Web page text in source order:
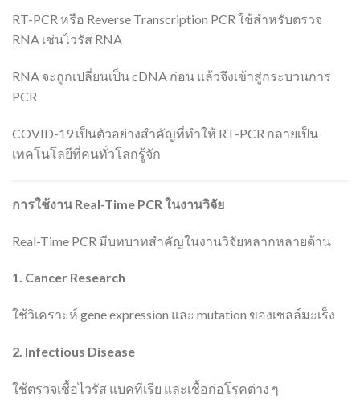
RT-PCR หรือ Reverse Transcription PCR ใช้สำหรับตรวจ
RNA เช่นไวรัส RNA
RNA จะถูกเปลี่ยนเป็น cDNA ก่อน แล้วจึงเข้าสู่กระบวนการ
PCR
COVID-19 เป็นตัวอย่างสำคัญที่ทำให้ RT-PCR กลายเป็น
เทคโนโลยีที่คนทั่วโลกรู้จัก
การใช้งาน Real-Time PCR ในงานวิจัย
Real-Time PCR มีบทบาทสำคัญในงานวิจัยหลากหลายด้าน
1. Cancer Research
ใช้วิเคราะห์ gene expression และ mutation ของเซลล์มะเร็ง
2. Infectious Disease
ใช้ตรวจเชื้อไวรัส แบคทีเรีย และเชื้อก่อโรคต่าง ๆ